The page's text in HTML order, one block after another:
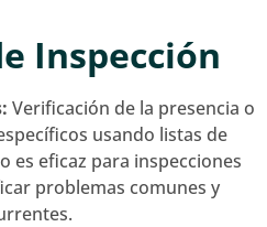
Inspección
Verificación de la presencia o
usando listas de
es eficaz para inspecciones
problemas comunes y